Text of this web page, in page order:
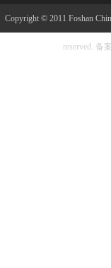
Copyright © 2011 Foshan
reserved. 备